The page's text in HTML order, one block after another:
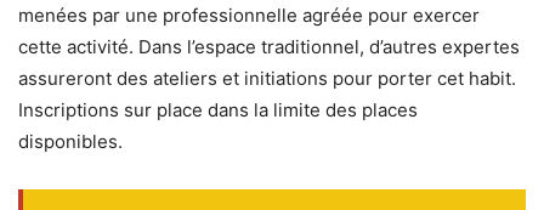
menées par une professionnelle agréée pour exercer
cette activité. Dans l’espace traditionnel, d’autres expertes
assureront des ateliers et initiations pour porter cet habit.
Inscriptions sur place dans la limite des places
disponibles.